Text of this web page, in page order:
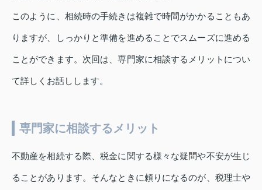
このように、相続時の手続きは複雑で時間がかかることもあ
りますが、しっかりと準備を進めることでスムーズに進める
ことができます。次回は、専門家に相談するメリットについ
て詳しくお話しします。
専門家に相談するメリット
不動産を相続する際、税金に関する様々な疑問や不安が生じ
ることがあります。そんなときに頼りになるのが、税理士や